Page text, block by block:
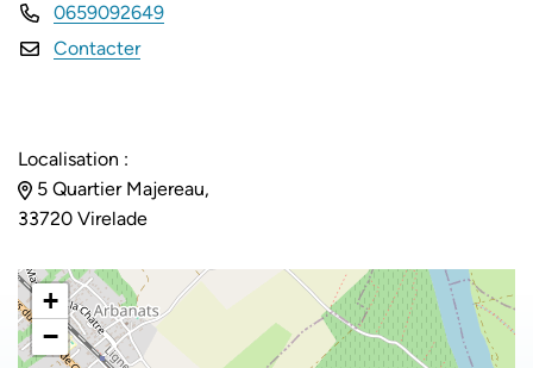
0659092649
Contacter
Localisation :
5 Quartier Majereau,
33720 Virelade
+
−